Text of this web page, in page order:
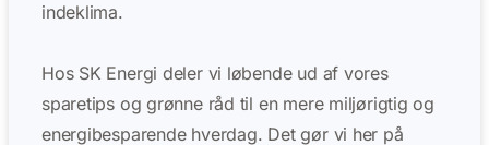
indeklima.
Hos SK Energi deler vi løbende ud af vores
sparetips og grønne råd til en mere miljørigtig og
energibesparende hverdag. Det gør vi her på